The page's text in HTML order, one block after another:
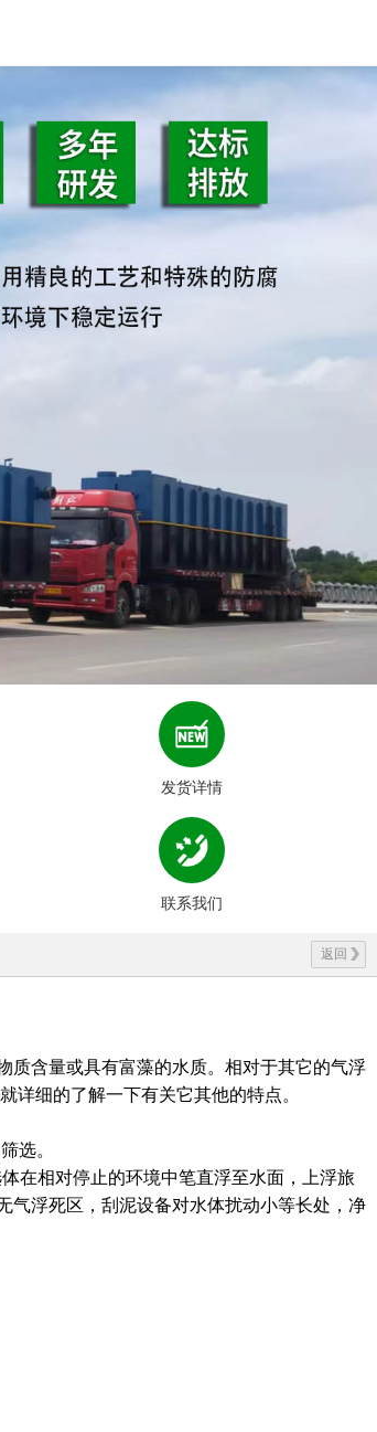
发货详情
联系我们
返回
质含量或具有富藻的水质。相对于其它的气浮
详细的了解一下有关它其他的特点。
选。
在相对停止的环境中笔直浮至水面，上浮旅
气浮死区，刮泥设备对水体扰动小等长处，净